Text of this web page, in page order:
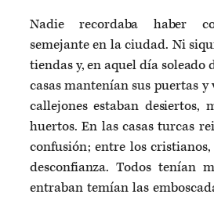
Nadie recordaba haber
semejante en la ciudad. Ni
tiendas y, en aquel día soleado
casas mantenían sus puertas y
callejones estaban desiertos,
huertos. En las casas turcas
confusión; entre los
desconfianza. Todos tenían
entraban temían las